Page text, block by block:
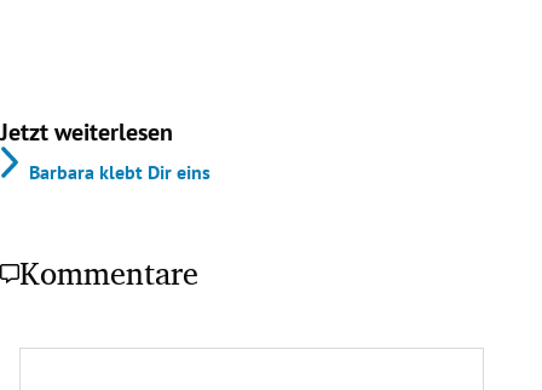
Jetzt weiterlesen
Barbara klebt Dir eins
Kommentare